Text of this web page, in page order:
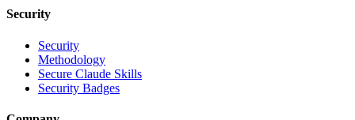
Security
Security
Methodology
Secure Claude Skills
Security Badges